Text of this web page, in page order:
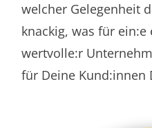
welcher Gelegenheit
knackig, was für ein:e
wertvolle:r
für Deine Kund:innen